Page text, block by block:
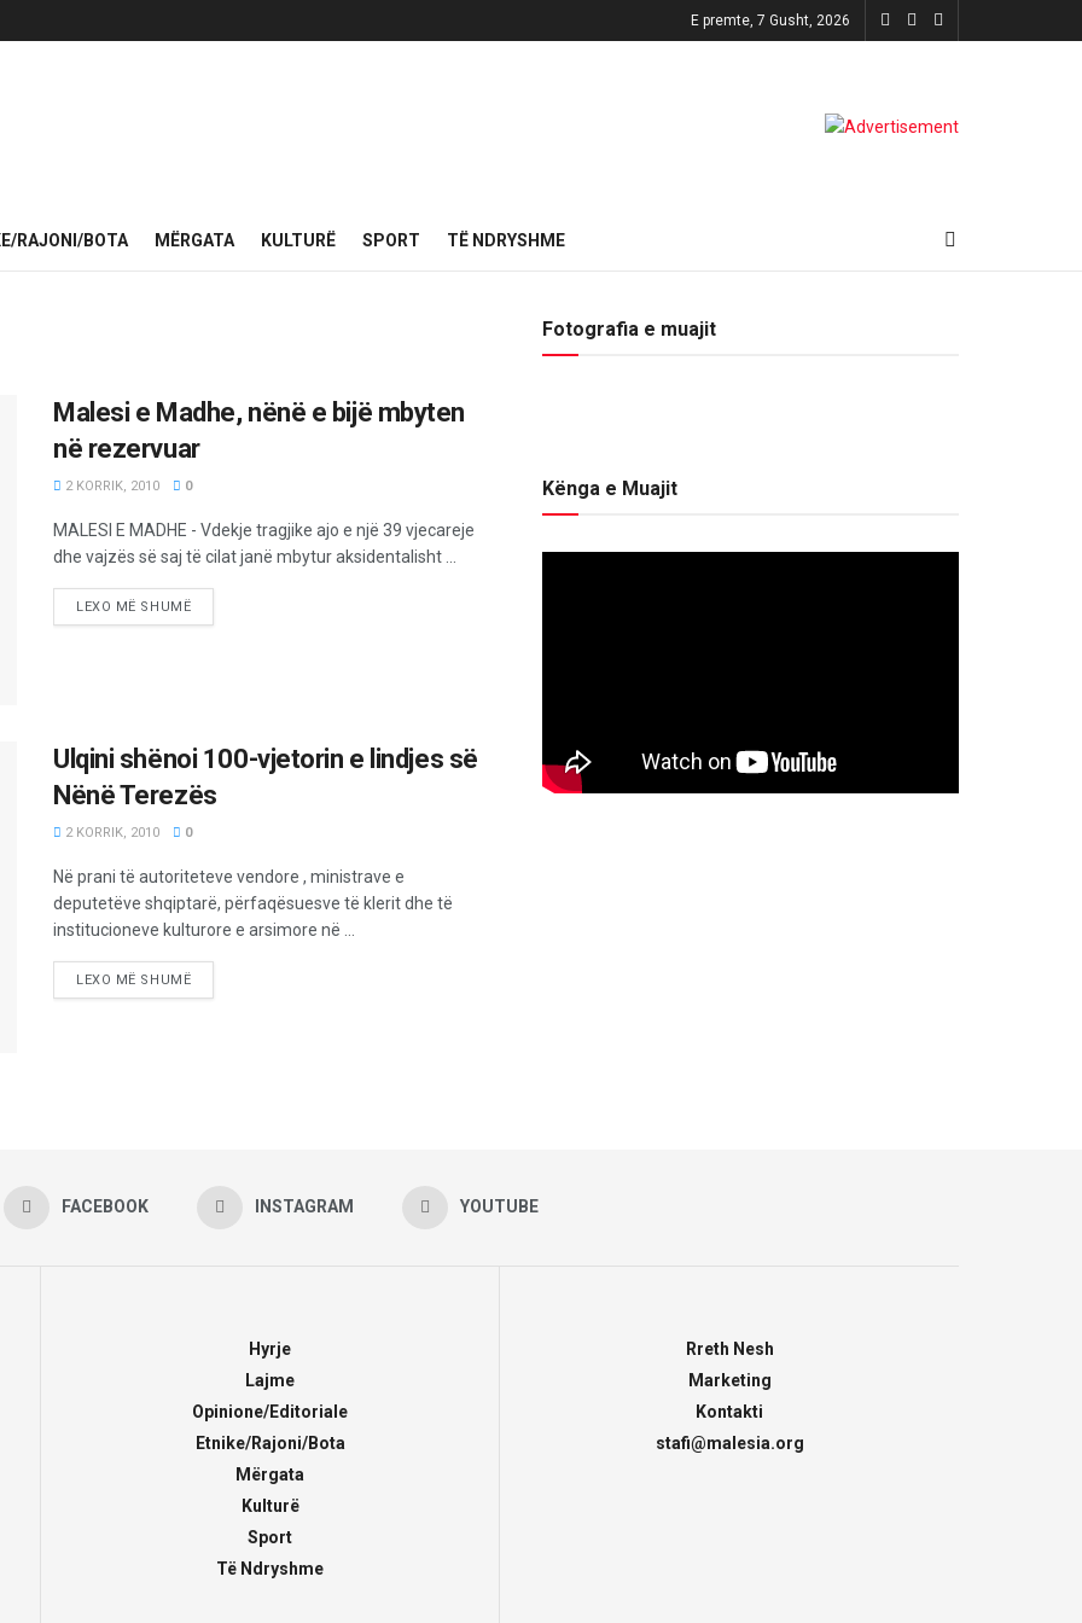
E premte, 7 Gusht, 2026
RAJONI/BOTA MËRGATA KULTURË SPORT TË NDRYSHME
Malesi e Madhe, nënë e bijë mbyten
në rezervuar
2 KORRIK, 2010 0
MALESI E MADHE - Vdekje tragjike ajo e një 39 vjecareje
dhe vajzës së saj të cilat janë mbytur aksidentalisht ...
LEXO MË SHUMË
Ulqini shënoi 100-vjetorin e lindjes së
Nënë Terezës
2 KORRIK, 2010 0
Në prani të autoriteteve vendore , ministrave e
deputetëve shqiptarë, përfaqësuesve të klerit dhe të
institucioneve kulturore e arsimore në ...
LEXO MË SHUMË
Fotografia e muajit
Kënga e Muajit
FACEBOOK INSTAGRAM YOUTUBE
Hyrje
Lajme
Opinione/Editoriale
Etnike/Rajoni/Bota
Mërgata
Kulturë
Sport
Të Ndryshme
Rreth Nesh
Marketing
Kontakti
stafi@malesia.org